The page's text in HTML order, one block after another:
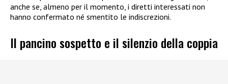
anche se, almeno per il momento, i diretti interessati non
hanno confermato né smentito le indiscrezioni.
Il pancino sospetto e il silenzio della coppia